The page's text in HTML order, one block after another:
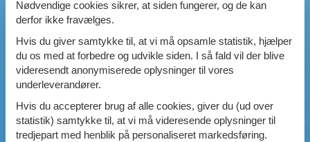
Sauna
Parabol/kabel TV
Brændeovn
Opvaskemaskine
Vaskemaskine
Tørretumbler
Ikkeryger
Aktivitetsrum
Nødvendige cookies sikrer, at siden fungerer, og de kan
derfor ikke fravælges.
Hvis du giver samtykke til, at vi må opsamle statistik, hjælper
du os med at forbedre og udvikle siden. I så fald vil der blive
videresendt anonymiserede oplysninger til vores
underleverandører.
Hvis du accepterer brug af alle cookies, giver du (ud over
statistik) samtykke til, at vi må videresende oplysninger til
tredjepart med henblik på personaliseret markedsføring.